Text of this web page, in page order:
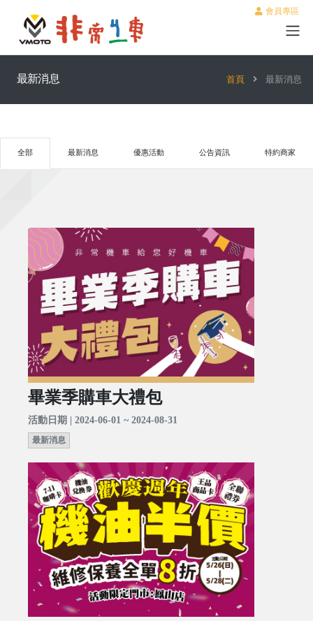
會員專區
最新消息 首頁 最新消息
全部 最新消息 優惠活動 公告資訊 特約商家
畢業季購車大禮包
活動日期 | 2024-06-01 ~ 2024-08-31
最新消息